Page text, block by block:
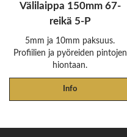
Välilaippa 150mm 67-
reikä 5-P
5mm ja 10mm paksuus.
Profiilien ja pyöreiden pintojen
hiontaan.
Info